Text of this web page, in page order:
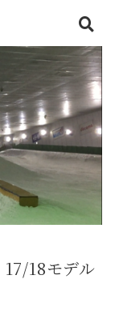
18モデル